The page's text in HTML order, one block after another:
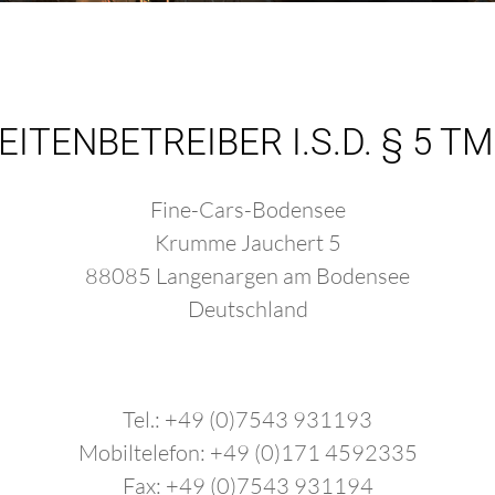
I.S.D. § 5
Fine-Cars-Bodensee
Krumme Jauchert 5
88085 Langenargen am Bodensee
Deutschland
Tel.: +49 (0)7543 931193
Mobiltelefon: +49 (0)171 4592335
Fax: +49 (0)7543 931194